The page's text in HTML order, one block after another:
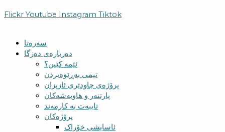
Flickr Youtube Instagram Tiktok
سەرەتا
دەربارەی دەزگا
ئێمە کێین؟
تیمی بەڕێوەبردن
پرۆژەی چاودێری ئازیزان
پارتنەر و هاوبەشەکان
تایبەت بە کارمەند
پرۆژەکان
ئاسایشی خۆراک